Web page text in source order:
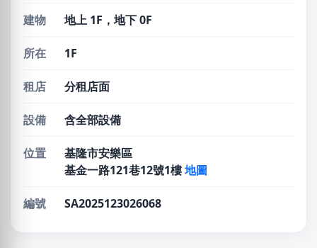
建物 地上 1F，地下 0F
所在 1F
租店 分租店面
設備 含全部設備
位置
基隆市安樂區
基金一路121巷12號1樓地圖
編號 SA2025123026068